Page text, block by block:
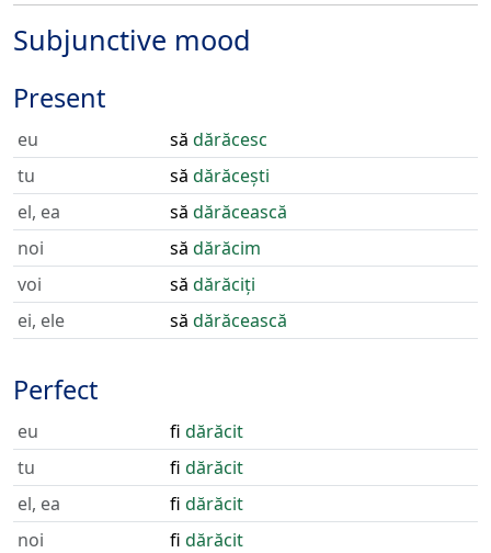
Subjunctive mood
Present
eu să dărăcesc
tu
să dărăcești
el, ea
să dărăcească
noi
să dărăcim
voi
să dărăciți
ei, ele
să dărăcească
Perfect
eu fi dărăcit
tu
fi dărăcit
el, ea
fi dărăcit
noi
fi dărăcit